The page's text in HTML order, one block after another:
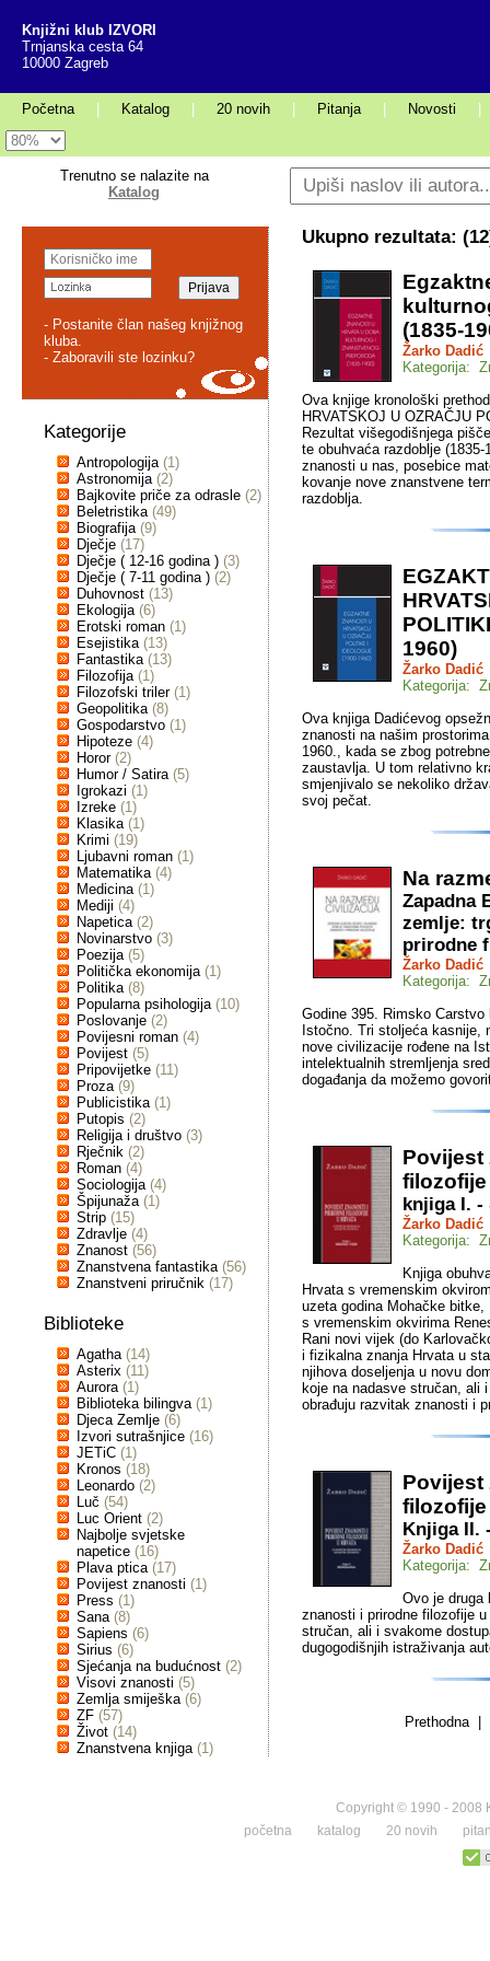
Knjižni klub IZVORI
Trnjanska cesta 64
10000 Zagreb
Početna Katalog 20 novih Pitanja Novosti
Trenutno se nalazite na
Katalog
- Postanite član našeg knjižnog
kluba.
- Zaboravili ste lozinku?
Kategorije
Antropologija (1)
Astronomija (2)
Bajkovite priče za odrasle (2)
Beletristika (49)
Biografija (9)
Dječje (17)
Dječje ( 12-16 godina ) (3)
Dječje ( 7-11 godina ) (2)
Duhovnost (13)
Ekologija (6)
Erotski roman (1)
Esejistika (13)
Fantastika (13)
Filozofija (1)
Filozofski triler (1)
Geopolitika (8)
Gospodarstvo (1)
Hipoteze (4)
Horor (2)
Humor / Satira (5)
Igrokazi (1)
Izreke (1)
Klasika (1)
Krimi (19)
Ljubavni roman (1)
Matematika (4)
Medicina (1)
Mediji (4)
Napetica (2)
Novinarstvo (3)
Poezija (5)
Politička ekonomija (1)
Politika (8)
Popularna psihologija (10)
Poslovanje (2)
Povijesni roman (4)
Povijest (5)
Pripovijetke (11)
Proza (9)
Publicistika (1)
Putopis (2)
Religija i društvo (3)
Rječnik (2)
Roman (4)
Sociologija (4)
Špijunaža (1)
Strip (15)
Zdravlje (4)
Znanost (56)
Znanstvena fantastika (56)
Znanstveni priručnik (17)
Biblioteke
Agatha (14)
Asterix (11)
Aurora (1)
Biblioteka bilingva (1)
Djeca Zemlje (6)
Izvori sutrašnjice (16)
JETiC (1)
Kronos (18)
Leonardo (2)
Luč (54)
Luc Orient (2)
Najbolje svjetske
napetice (16)
Plava ptica (17)
Povijest znanosti (1)
Press (1)
Sana (8)
Sapiens (6)
Sirius (6)
Sjećanja na budućnost (2)
Visovi znanosti (5)
Zemlja smiješka (6)
ZF (57)
Život (14)
Znanstvena knjiga (1)
Ukupno rezultata: (12
(1835-
Žarko Dadić
Kategorija:
Ova knjige kronološki
HRVATSKOJ U OZRAČJU
Rezultat višegodišnjega
te obuhvaća razdoblje
znanosti u nas, posebice
kovanje nove znanstvene
razdoblja.
1960)
Žarko Dadić
Kategorija:
Ova knjiga Dadićevog
znanosti na našim
1960., kada se zbog
zaustavlja. U tom relativno
smjenjivalo se nekoliko
svoj pečat.
Na
Zapadna
zemlje:
prirodne
Žarko Dadić
Kategorija:
Godine 395. Rimsko
Istočno. Tri stoljeća kasnije,
nove civilizacije rođene na
intelektualnih stremljenja
događanja da možemo
Povijest
filozofije
knjiga I. -
Žarko Dadić
Kategorija:
Knjiga
Hrvata s vremenskim
uzeta godina Mohačke
s vremenskim okvirima
Rani novi vijek (do
i fizikalna znanja Hrvata u
njihova doseljenja u novu
koje na nadasve stručan, ali
obrađuju razvitak znanosti i
Povijest
filozofije
Knjiga II.
Žarko Dadić
Kategorija:
Ovo je druga
znanosti i prirodne filozofije
stručan, ali i svakome
dugogodišnjih istraživanja
Prethodna
Copyright © 1990 - 2008
početna
katalog 20 novih